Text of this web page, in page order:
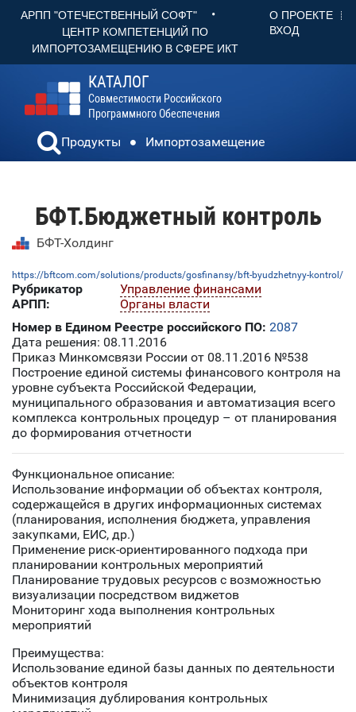
АРПП "ОТЕЧЕСТВЕННЫЙ СОФТ" •
ЦЕНТР КОМПЕТЕНЦИЙ ПО
ИМПОРТОЗАМЕЩЕНИЮ В СФЕРЕ ИКТ
О ПРОЕКТЕ
ВХОД
КАТАЛОГ
Совместимости Российского
Программного Обеспечения
Продукты Импортозамещение
БФТ.Бюджетный контроль
БФТ-Холдинг
https://bftcom.com/solutions/products/gosfinansy/bft-byudzhetnyy-kontrol/
Рубрикатор
АРПП:
Управление финансами
Органы власти
Номер в Едином Реестре российского ПО: 2087
Дата решения: 08.11.2016
Приказ Минкомсвязи России от 08.11.2016 №538
Построение единой системы финансового контроля на
уровне субъекта Российской Федерации,
муниципального образования и автоматизация всего
комплекса контрольных процедур – от планирования
до формирования отчетности
Функциональное описание:
Использование информации об объектах контроля,
содержащейся в других информационных системах
(планирования, исполнения бюджета, управления
закупками, ЕИС, др.)
Применение риск-ориентированного подхода при
планировании контрольных мероприятий
Планирование трудовых ресурсов с возможностью
визуализации посредством виджетов
Мониторинг хода выполнения контрольных
мероприятий
Преимущества:
Использование единой базы данных по деятельности
объектов контроля
Минимизация дублирования контрольных